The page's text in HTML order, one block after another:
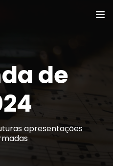
de
apresentações